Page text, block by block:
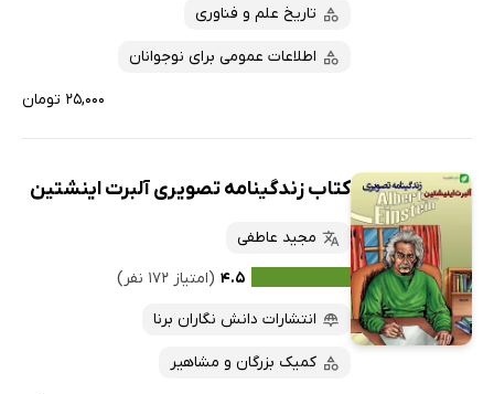
تاریخ علم و فناوری
اطلاعات عمومی برای نوجوانان
۲۵,۰۰۰ تومان
کتاب زندگینامه تصویری آلبرت اینشتین
مجید عاطفی
۴.۵ (امتیاز ۱۷۲ نفر)
انتشارات دانش نگاران برنا
کمیک بزرگان و مشاهیر